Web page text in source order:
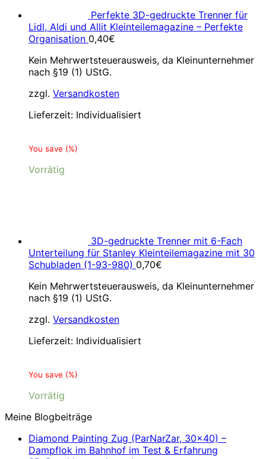
Perfekte 3D-gedruckte Trenner für
Lidl, Aldi und Allit Kleinteilemagazine – Perfekte
Organisation 0,40€
Kein Mehrwertsteuerausweis, da Kleinunternehmer
nach §19 (1) UStG.
zzgl. Versandkosten
Lieferzeit: Individualisiert
You save (%)
Vorrätig
3D-gedruckte Trenner mit 6-Fach
Unterteilung für Stanley Kleinteilemagazine mit 30
Schubladen (1-93-980) 0,70€
Kein Mehrwertsteuerausweis, da Kleinunternehmer
nach §19 (1) UStG.
zzgl. Versandkosten
Lieferzeit: Individualisiert
You save (%)
Vorrätig
Meine Blogbeiträge
Diamond Painting Zug (ParNarZar, 30×40) –
Dampflok im Bahnhof im Test & Erfahrung